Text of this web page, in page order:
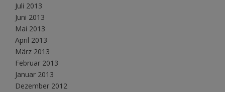
Juli 2013
Juni 2013
Mai 2013
April 2013
März 2013
Februar 2013
Januar 2013
Dezember 2012